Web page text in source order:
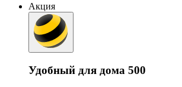
Акция
Удобный для дома 500